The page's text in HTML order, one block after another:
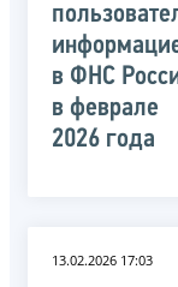
в ФНС
в феврале
2026 года
13.02.2026 17:03